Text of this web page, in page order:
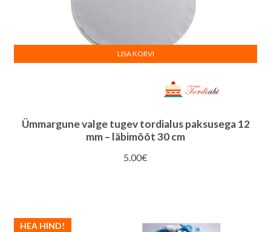
Ümmargune valge tugev tordialus paksusega 12
mm – läbimõõt 30 cm
5.00€
LISA KORVI
HEA HIND!